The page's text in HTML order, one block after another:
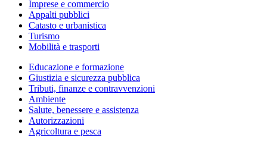
Imprese e commercio
Appalti pubblici
Catasto e urbanistica
Turismo
Mobilità e trasporti
Educazione e formazione
Giustizia e sicurezza pubblica
Tributi, finanze e contravvenzioni
Ambiente
Salute, benessere e assistenza
Autorizzazioni
Agricoltura e pesca